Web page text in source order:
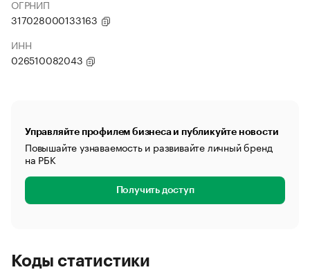
ОГРНИП
317028000133163
ИНН
026510082043
Управляйте профилем бизнеса и публикуйте новости
Повышайте узнаваемость и развивайте личный бренд
на РБК
Получить доступ
Коды статистики